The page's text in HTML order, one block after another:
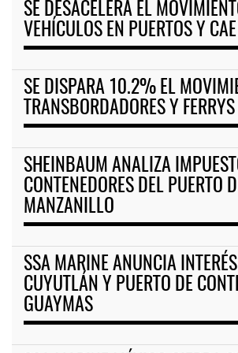
SE DESACELERA EL
VEHÍCULOS EN PUERTOS Y
SE DISPARA 10.2% EL
TRANSBORDADORES Y FERRYS
SHEINBAUM ANALIZA
CONTENEDORES DEL PUERTO
MANZANILLO
SSA MARINE ANUNCIA INTERÉS
CUYUTLÁN Y PUERTO DE
GUAYMAS